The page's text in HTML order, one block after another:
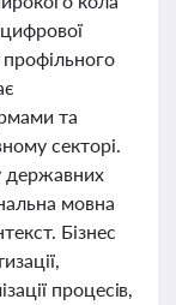
та
секторі.
державних
мовна
Бізнес
процесів,